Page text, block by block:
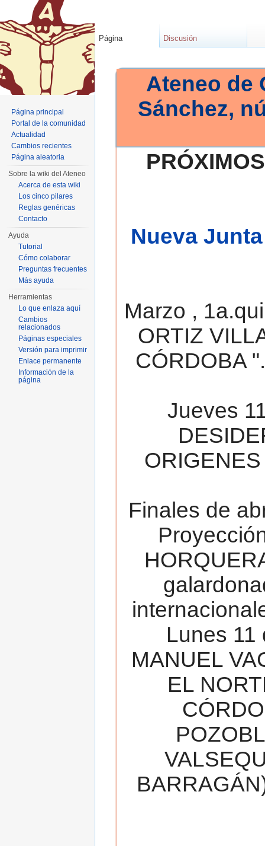
Ateneo de
Sánchez,
Nueva
Marzo ,
ORTIZ
CÓRDOBA
Jueves
Finales de
Lunes 11
MANUEL
EL
Página Discusión
Página principal
Portal de la comunidad
Actualidad
Cambios recientes
Página aleatoria
Sobre la wiki del Ateneo
Acerca de esta wiki
Los cinco pilares
Reglas genéricas
Contacto
Ayuda
Tutorial
Cómo colaborar
Preguntas frecuentes
Más ayuda
Herramientas
Lo que enlaza aquí
Cambios
relacionados
Páginas especiales
Versión para imprimir
Enlace permanente
Información de la
página